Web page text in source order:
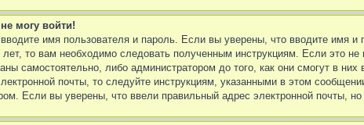
могу войти!
имя пользователя и пароль. Если вы уверены, что вводите
то вам необходимо следовать полученным инструкциям. Если это
самостоятельно, либо администратором до того, как они смогут в
почты, то следуйте инструкциям, указанными в этом
Если вы уверены, что ввели правильный адрес электронной почты,